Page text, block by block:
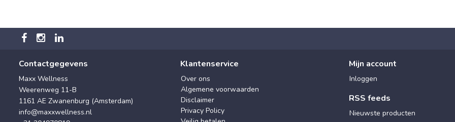
Contactgegevens
Maxx Wellness
Weerenweg 11-B
1161 AE Zwanenburg (Amsterdam)
info@maxxwellness.nl
Klantenservice
Over ons
Algemene voorwaarden
Disclaimer
Privacy Policy
Mijn account
Inloggen
RSS feeds
Nieuwste producten